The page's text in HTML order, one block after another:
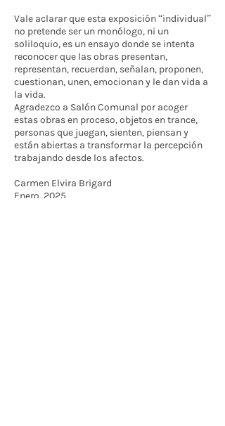
Vale aclarar que esta exposición “individual”
no pretende ser un monólogo, ni un
soliloquio, es un ensayo donde se intenta
reconocer que las obras presentan,
representan, recuerdan, señalan, proponen,
cuestionan, unen, emocionan y le dan vida a
la vida.
Agradezco a Salón Comunal por acoger
estas obras en proceso, objetos en trance,
personas que juegan, sienten, piensan y
están abiertas a transformar la percepción
trabajando desde los afectos.
Carmen Elvira Brigard
Enero, 2025